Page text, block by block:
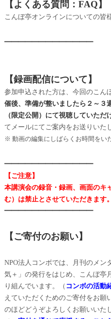
【よくある質問：FAQ】
こんぼ亭オンラインについての
━━━━━━━━━━━━━
【録画配信について】
参加申込された方は、今回のこん
催後、準備が整いましたら２～３
（限定公開）にて視聴していただ
てメールにてご案内をお送りいた
※ 動画の編集にしばらくお時間をい
━━━━━━━━━━━━━
【ご注意】
本講演会の録音・録画、画面のキ
む）は禁止とさせていただきます。
━━━━━━━━━━━━━
【ご寄付のお願い】
NPO法人コンボでは、月刊のメン
気＋」の発行をはじめ、こんぼ亭
り組んでいます。（ コンボの活動
えていただくためのご寄付をお願
のほどどうぞよろしくお願いいた